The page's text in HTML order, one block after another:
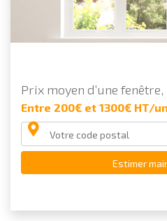
Prix moyen d’une
Entre 200€ et 1300€ HT/
Estimer